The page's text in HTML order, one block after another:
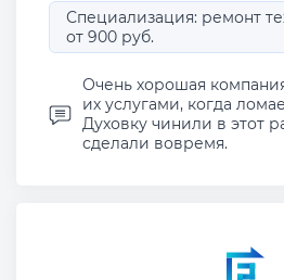
Специализация: ремонт
от 900 руб.
Очень хорошая
их услугами, когда
Духовку чинили в этот
сделали вовремя.